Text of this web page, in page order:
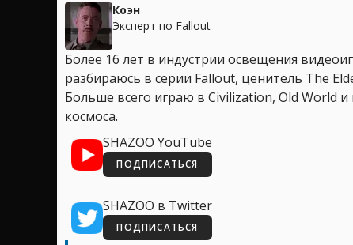
Коэн
Эксперт по Fallout
Более 16 лет в индустрии освещения
разбираюсь в серии Fallout, ценитель The
Больше всего играю в Civilization, Old World
космоса.
SHAZOO YouTube
ПОДПИСАТЬСЯ
SHAZOO в Twitter
ПОДПИСАТЬСЯ